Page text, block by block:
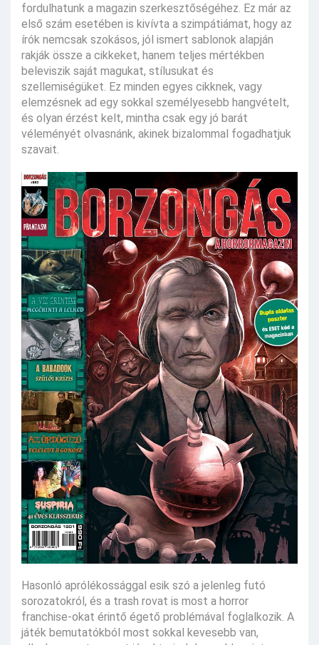
fordulhatunk a magazin szerkesztőségéhez. Ez már az
első szám esetében is kivívta a szimpátiámat, hogy az
írók nemcsak szokásos, jól ismert sablonok alapján
rakják össze a cikkeket, hanem teljes mértékben
beleviszik saját magukat, stílusukat és
szellemiségüket. Ez minden egyes cikknek, vagy
elemzésnek ad egy sokkal személyesebb hangvételt,
és olyan érzést kelt, mintha csak egy jó barát
véleményét olvasnánk, akinek bizalommal fogadhatjuk
szavait.
Hasonló aprólékossággal esik szó a jelenleg futó
sorozatokról, és a trash rovat is most a horror
franchise-okat érintő égető problémával foglalkozik. A
játék bemutatókból most sokkal kevesebb van,